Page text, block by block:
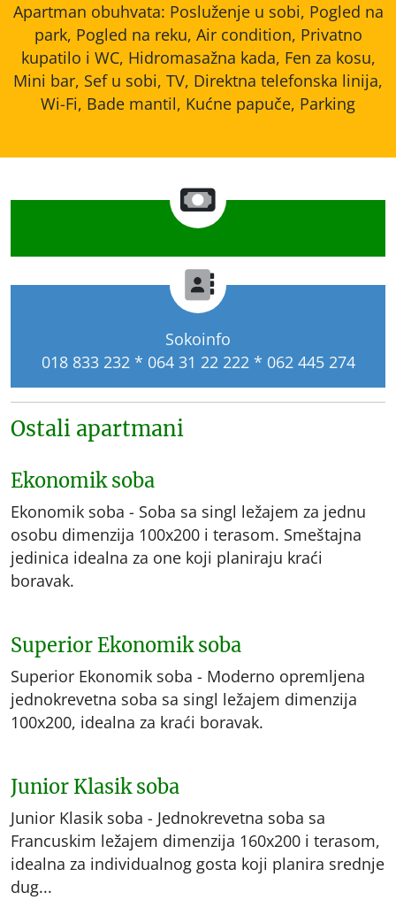
Apartman obuhvata: Posluženje u sobi, Pogled na
park, Pogled na reku, Air condition, Privatno
kupatilo i WC, Hidromasažna kada, Fen za kosu,
Mini bar, Sef u sobi, TV, Direktna telefonska linija,
Wi-Fi, Bade mantil, Kućne papuče, Parking
Sokoinfo
018 833 232 * 064 31 22 222 * 062 445 274
Ostali apartmani
Ekonomik soba
Ekonomik soba - Soba sa singl ležajem za jednu
osobu dimenzija 100x200 i terasom. Smeštajna
jedinica idealna za one koji planiraju kraći
boravak.
Superior Ekonomik soba
Superior Ekonomik soba - Moderno opremljena
jednokrevetna soba sa singl ležajem dimenzija
100x200, idealna za kraći boravak.
Junior Klasik soba
Junior Klasik soba - Jednokrevetna soba sa
Francuskim ležajem dimenzija 160x200 i terasom,
idealna za individualnog gosta koji planira srednje
dug...